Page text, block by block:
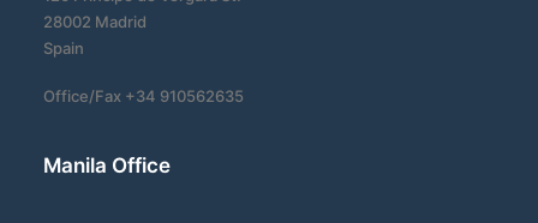
28002 Madrid
Spain
Office/Fax +34 910562635
Manila Office